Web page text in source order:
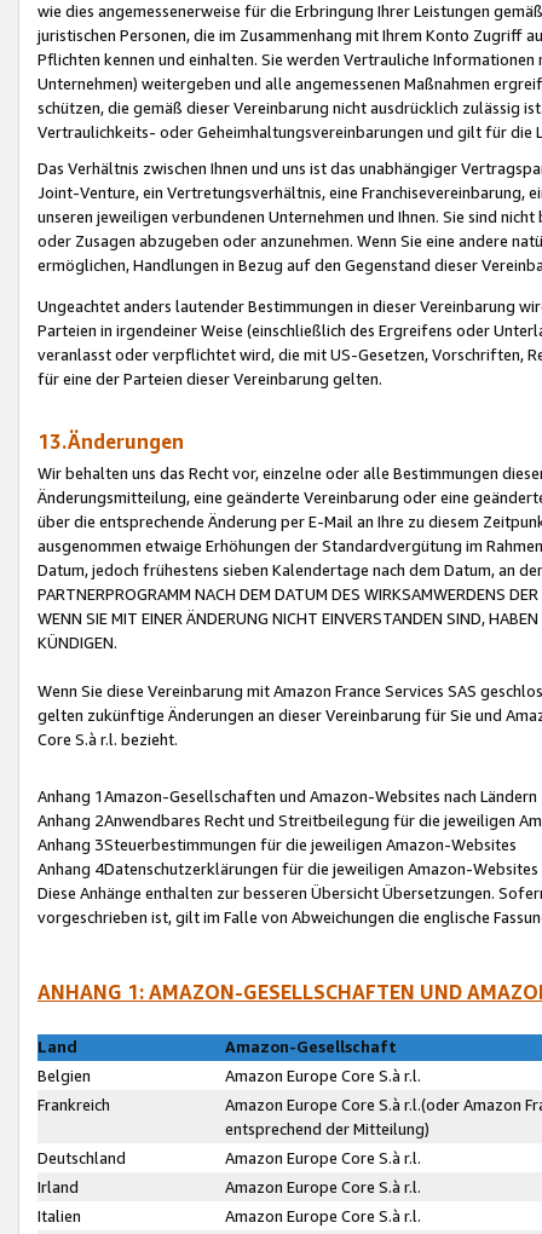
wie dies angemessenerweise für die Erbringung Ihrer Leistungen
juristischen Personen, die im Zusammenhang mit Ihrem Konto
Pflichten kennen und einhalten. Sie werden Vertrauliche
Unternehmen) weitergeben und alle angemessenen Maßnahmen
schützen, die gemäß dieser Vereinbarung nicht ausdrücklich zulässig
Vertraulichkeits- oder Geheimhaltungsvereinbarungen und gilt für die
Das Verhältnis zwischen Ihnen und uns ist das unabhängiger
Joint-Venture, ein Vertretungsverhältnis, eine Franchisevereinbarung,
unseren jeweiligen verbundenen Unternehmen und Ihnen. Sie sind
oder Zusagen abzugeben oder anzunehmen. Wenn Sie eine andere
ermöglichen, Handlungen in Bezug auf den Gegenstand dieser
Ungeachtet anders lautender Bestimmungen in dieser Vereinbarung
Parteien in irgendeiner Weise (einschließlich des Ergreifens oder
veranlasst oder verpflichtet wird, die mit US-Gesetzen, Vorschriften,
für eine der Parteien dieser Vereinbarung gelten.
13.Änderungen
Wir behalten uns das Recht vor, einzelne oder alle Bestimmungen
Änderungsmitteilung, eine geänderte Vereinbarung oder eine
über die entsprechende Änderung per E-Mail an Ihre zu diesem
ausgenommen etwaige Erhöhungen der Standardvergütung im
Datum, jedoch frühestens sieben Kalendertage nach dem Datum, an
PARTNERPROGRAMM NACH DEM DATUM DES WIRKSAMWERDENS
WENN SIE MIT EINER ÄNDERUNG NICHT EINVERSTANDEN SIND,
KÜNDIGEN.
Wenn Sie diese Vereinbarung mit Amazon France Services SAS
gelten zukünftige Änderungen an dieser Vereinbarung für Sie und
Core S.à r.l. bezieht.
Anhang 1Amazon-Gesellschaften und Amazon-Websites nach Ländern
Anhang 2Anwendbares Recht und Streitbeilegung für die jeweiligen
Anhang 3Steuerbestimmungen für die jeweiligen Amazon-Websites
Anhang 4Datenschutzerklärungen für die jeweiligen Amazon-Websites
Diese Anhänge enthalten zur besseren Übersicht Übersetzungen.
vorgeschrieben ist, gilt im Falle von Abweichungen die englische
ANHANG 1: AMAZON-GESELLSCHAFTEN UND
Land
Amazon-Gesellschaft
Belgien
Amazon Europe Core S.à r.l.
Frankreich
Amazon Europe Core S.à r.l.(oder Amazon
entsprechend der Mitteilung)
Deutschland
Amazon Europe Core S.à r.l.
Irland
Amazon Europe Core S.à r.l.
Italien
Amazon Europe Core S.à r.l.